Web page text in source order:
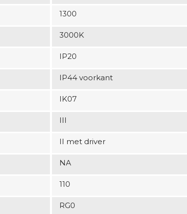
1300
3000K
IP20
IP44 voorkant
IK07
III
II met driver
NA
110
RG0